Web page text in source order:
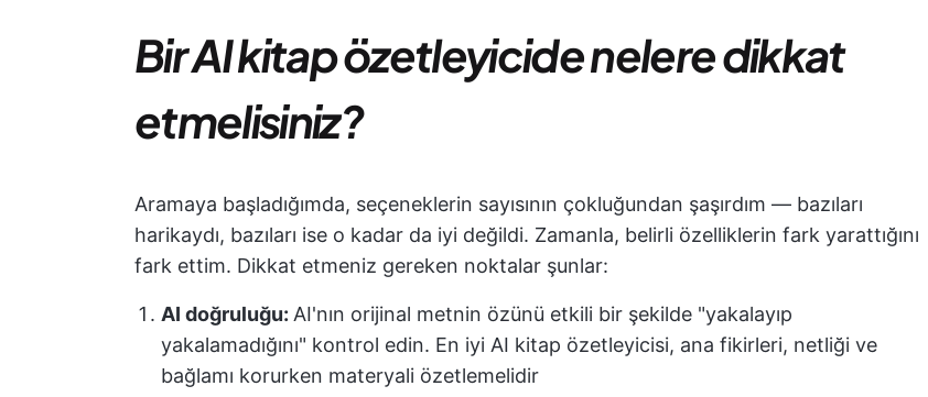
Bir AI kitap özetleyicide nelere dikkat
etmelisiniz?
Aramaya başladığımda, seçeneklerin sayısının çokluğundan şaşırdım — bazıları
harikaydı, bazıları ise o kadar da iyi değildi. Zamanla, belirli özelliklerin fark yarattığını
fark ettim. Dikkat etmeniz gereken noktalar şunlar:
AI doğruluğu: AI'nın orijinal metnin özünü etkili bir şekilde "yakalayıp
yakalamadığını" kontrol edin. En iyi AI kitap özetleyicisi, ana fikirleri, netliği ve
bağlamı korurken materyali özetlemelidir